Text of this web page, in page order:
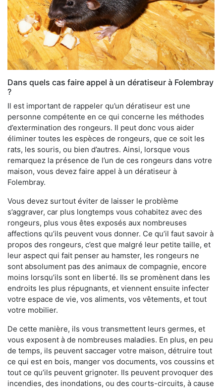
Dans quels cas faire appel à un dératiseur à Folembray
?
Il est important de rappeler qu’un dératiseur est une
personne compétente en ce qui concerne les méthodes
d’extermination des rongeurs. Il peut donc vous aider
éliminer toutes les espèces de rongeurs, que ce soit les
rats, les souris, ou bien d’autres. Ainsi, lorsque vous
remarquez la présence de l’un de ces rongeurs dans votre
maison, vous devez faire appel à un dératiseur à
Folembray.
Vous devez surtout éviter de laisser le problème
s’aggraver, car plus longtemps vous cohabitez avec des
rongeurs, plus vous êtes exposés aux nombreuses
affections qu’ils peuvent vous donner. Ce qu’il faut savoir à
propos des rongeurs, c’est que malgré leur petite taille, et
leur aspect qui fait penser au hamster, les rongeurs ne
sont absolument pas des animaux de compagnie, encore
moins lorsqu’ils sont en liberté. Ils se promènent dans les
endroits les plus répugnants, et viennent ensuite infecter
votre espace de vie, vos aliments, vos vêtements, et tout
votre mobilier.
De cette manière, ils vous transmettent leurs germes, et
vous exposent à de nombreuses maladies. En plus, en peu
de temps, ils peuvent saccager votre maison, détruire tout
ce qui est en bois, manger vos documents, vos coussins et
tout ce qu’ils peuvent grignoter. Ils peuvent provoquer des
incendies, des inondations, ou des courts-circuits, à cause